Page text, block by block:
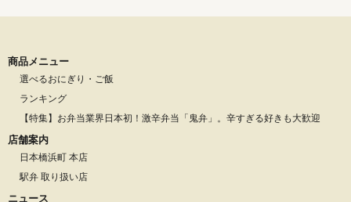
商品メニュー
選べるおにぎり・ご飯
ランキング
【特集】お弁当業界日本初！激辛弁当「鬼弁」。辛すぎる好きも大歓迎
店舗案内
日本橋浜町 本店
駅弁 取り扱い店
ニュース